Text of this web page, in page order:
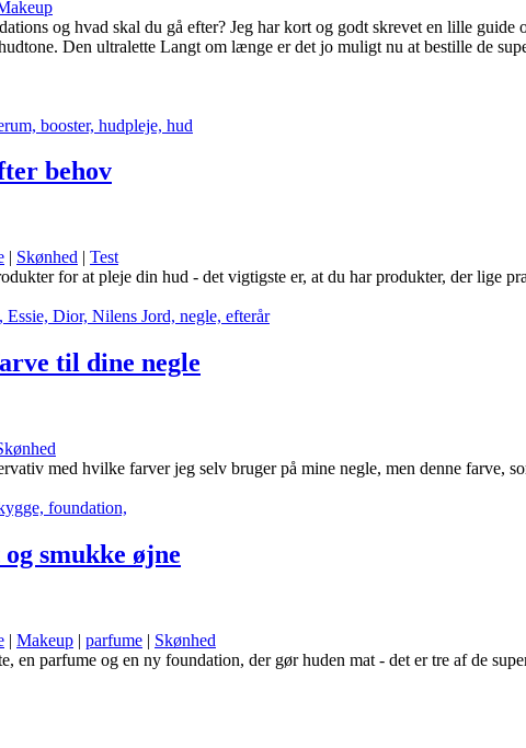
og hvad skal du gå efter? Jeg har kort og godt skrevet en lille
Den ultralette Langt om længe er det jo muligt nu at bestille de
behov
| Skønhed | Test
for at pleje din hud - det vigtigste er, at du har produkter, der lige
til dine negle
med hvilke farver jeg selv bruger på mine negle, men denne farve,
smukke øjne
| Makeup | parfume | Skønhed
en parfume og en ny foundation, der gør huden mat - det er tre af de